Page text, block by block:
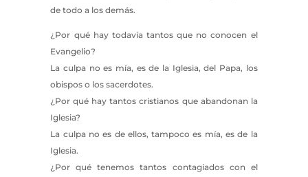
de todo a los demás.
¿Por qué hay todavía tantos que no conocen el
Evangelio?
La culpa no es mía, es de la Iglesia, del Papa, los
obispos o los sacerdotes.
¿Por qué hay tantos cristianos que abandonan la
Iglesia?
La culpa no es de ellos, tampoco es mía, es de la
Iglesia.
¿Por qué tenemos tantos contagiados con el